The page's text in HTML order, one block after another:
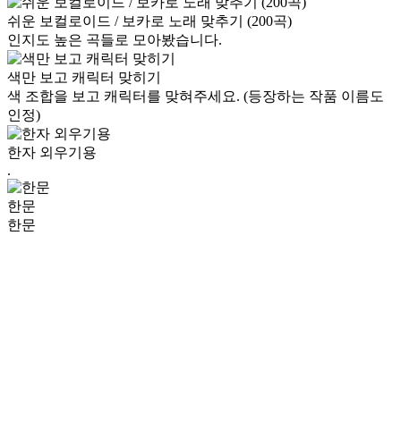
쉬운 보컬로이드 / 보카로 노래 맞추기 (200곡)
인지도 높은 곡들로 모아봤습니다.
색만 보고 캐릭터 맞히기
색 조합을 보고 캐릭터를 맞혀주세요. (등장하는 작품 이름도
인정)
한자 외우기용
.
한문
한문